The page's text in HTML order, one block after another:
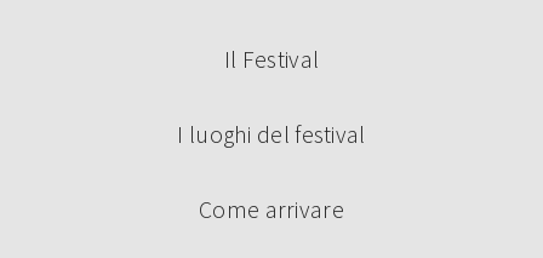
Il Festival
I luoghi del festival
Come arrivare